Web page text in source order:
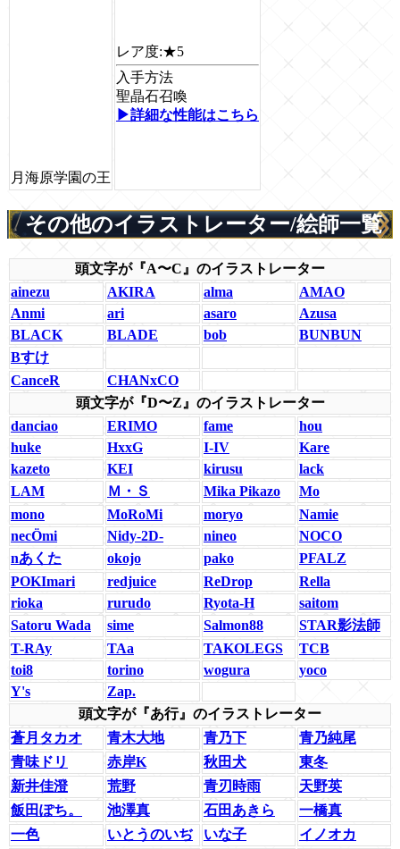
月海原学園の王
レア度:★5
入手方法
聖晶石召喚
▶詳細な性能はこちら
その他のイラストレーター/絵師一覧
頭文字が『A〜C』のイラストレーター
ainezu
AKIRA alma
AMAO
Anmi
ari asaro
Azusa
BLACK
BLADE bob
BUNBUN
Bすけ
CanceR
CHANxCO
頭文字が『D〜Z』のイラストレーター
danciao
ERIMO fame
hou
huke
HxxG I-IV
Kare
kazeto
KEI kirusu
lack
LAM
Ｍ・Ｓ Mika Pikazo
Mo
mono
MoRoMi moryo
Namie
necÖmi
Nidy-2D- nineo
NOCO
nあくた
okojo pako
PFALZ
POKImari
redjuice ReDrop
Rella
rioka
rurudo Ryota-H
saitom
Satoru Wada
sime Salmon88
STAR影法師
T-RAy
TAa TAKOLEGS
TCB
toi8
torino wogura
yoco
Y's
Zap.
頭文字が『あ行』のイラストレーター
蒼月タカオ
青木大地 青乃下
青乃純尾
青味ドリ
赤岸K 秋田犬
東冬
新井佳澄
荒野 青刃時雨
天野英
飯田ぽち。
池澤真 石田あきら
一橋真
一色
いとうのいぢ いな子
イノオカ